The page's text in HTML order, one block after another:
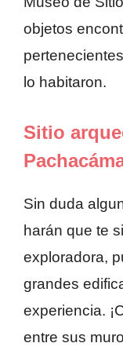
objetos
lo habitaron.
Sitio
Sin duda
harán que te
exploradora,
grandes
experiencia.
entre sus